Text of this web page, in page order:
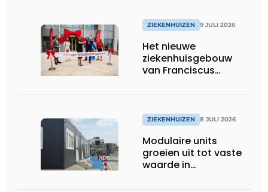
ZIEKENHUIZEN 9 JULI 2026
Het nieuwe
ziekenhuisgebouw
van Franciscus
ZIEKENHUIZEN 8 JULI 2026
Modulaire units
groeien uit tot vaste
waarde in